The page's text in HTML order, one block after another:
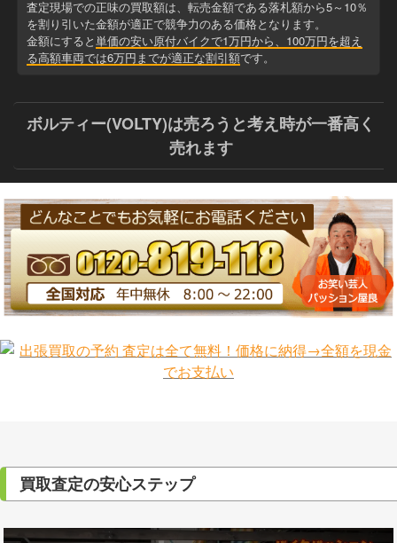
査定現場での正味の買取額は、転売金額である落札額から5～10％
を割り引いた金額が適正で競争力のある価格となります。
金額にすると単価の安い原付バイクで1万円から、100万円を超え
る高額車両では6万円までが適正な割引額です。
ボルティー(VOLTY)は売ろうと考え時が一番高く
売れます
買取査定の安心ステップ